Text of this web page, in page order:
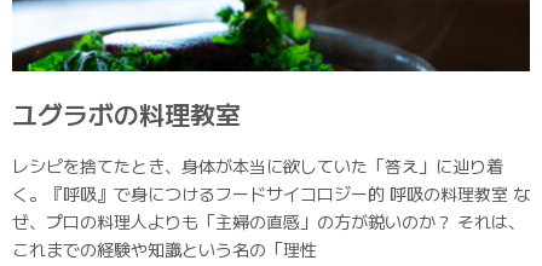
ユグラボの料理教室
レシピを捨てたとき、身体が本当に欲していた「答え」に辿り着
く。『呼吸』で身につけるフードサイコロジー的 呼吸の料理教室 な
ぜ、プロの料理人よりも「主婦の直感」の方が鋭いのか？ それは、
これまでの経験や知識という名の「理性